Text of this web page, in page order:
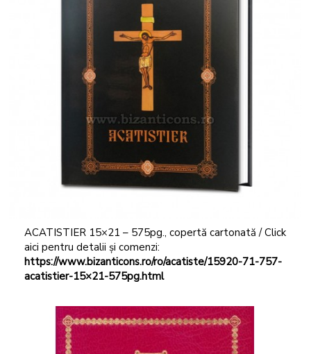
ACATISTIER 15×21 – 575pg., copertă cartonată / Click
aici pentru detalii și comenzi:
https://www.bizanticons.ro/ro/acatiste/15920-71-757-
acatistier-15×21-575pg.html